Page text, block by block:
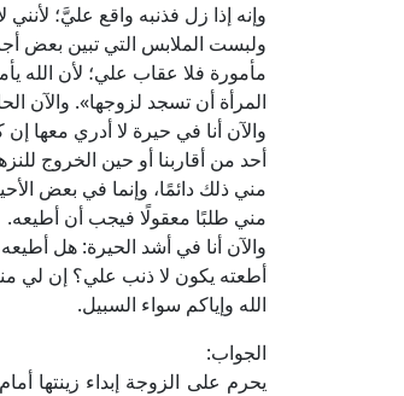
وإنه إذا زل فذنبه واقع عليَّ؛
ولبست الملابس التي تبين بعض
مأمورة فلا عقاب علي؛ لأن الله
المرأة أن تسجد لزوجها». والآن
والآن أنا في حيرة لا أدري
أحد من أقاربنا أو حين الخروج
مني ذلك دائمًا، وإنما في بعض
مني طلبًا معقولًا فيجب أن أطيعه.
والآن أنا في أشد الحيرة: هل
أطعته يكون لا ذنب علي؟ إن لي
الله وإياكم سواء السبيل.
الجواب:
يحرم على الزوجة إبداء زينتها